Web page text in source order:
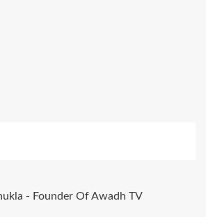
- Founder Of Awadh TV